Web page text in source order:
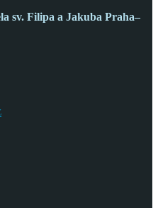
sv. Filipa a Jakuba Praha–